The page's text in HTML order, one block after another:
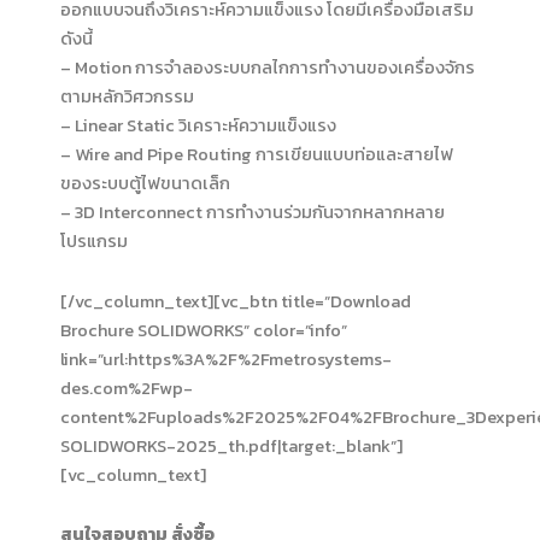
ออกแบบจนถึงวิเคราะห์ความแข็งแรง โดยมีเครื่องมือเสริม
ดังนี้
– Motion การจำลองระบบกลไกการทำงานของเครื่องจักร
ตามหลักวิศวกรรม
– Linear Static วิเคราะห์ความแข็งแรง
– Wire and Pipe Routing การเขียนแบบท่อและสายไฟ
ของระบบตู้ไฟขนาดเล็ก
– 3D Interconnect การทำงานร่วมกันจากหลากหลาย
โปรแกรม
[/vc_column_text][vc_btn title=”Download
Brochure SOLIDWORKS” color=”info”
link=”url:https%3A%2F%2Fmetrosystems-
des.com%2Fwp-
SOLIDWORKS-2025_th.pdf|target:_blank”]
[vc_column_text]
สนใจสอบถาม สั่งซื้อ